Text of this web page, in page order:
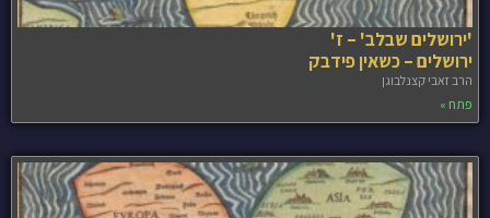
'ירושלים שבלב' – ז'
ירושלים – כשאין פידבק
הרב זאבי קצנלבוגן
פתח »